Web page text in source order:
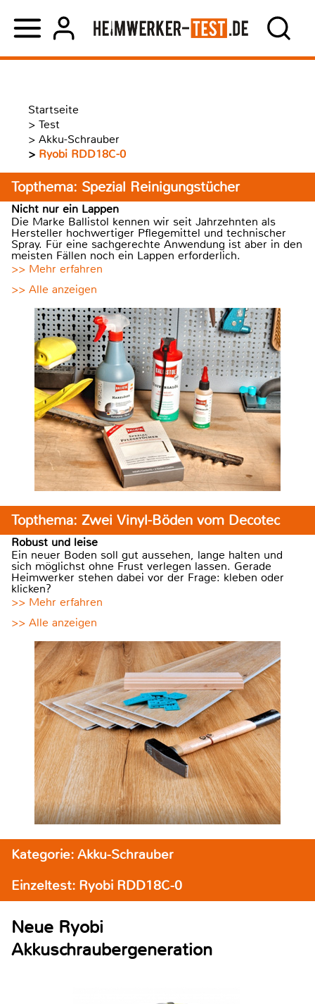
Startseite
> Test
> Akku-Schrauber
> Ryobi RDD18C-0
Topthema: Spezial Reinigungstücher
Nicht nur ein Lappen
Die Marke Ballistol kennen wir seit Jahrzehnten als
Hersteller hochwertiger Pflegemittel und technischer
Spray. Für eine sachgerechte Anwendung ist aber in den
meisten Fällen noch ein Lappen erforderlich.
>> Mehr erfahren
>> Alle anzeigen
Topthema: Zwei Vinyl-Böden vom Decotec
Robust und leise
Ein neuer Boden soll gut aussehen, lange halten und
sich möglichst ohne Frust verlegen lassen. Gerade
Heimwerker stehen dabei vor der Frage: kleben oder
klicken?
>> Mehr erfahren
>> Alle anzeigen
Kategorie: Akku-Schrauber
Einzeltest: Ryobi RDD18C-0
Neue Ryobi
Akkuschraubergeneration